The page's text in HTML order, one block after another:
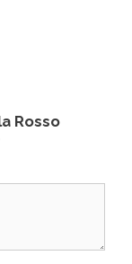
Rosso